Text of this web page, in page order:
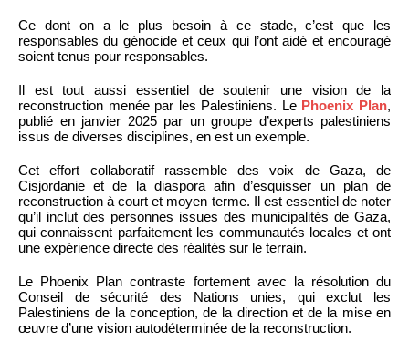
Ce dont on a le plus besoin à ce stade, c’est que les
responsables du génocide et ceux qui l’ont aidé et encouragé
soient tenus pour responsables.
Il est tout aussi essentiel de soutenir une vision de la
reconstruction menée par les Palestiniens. Le Phoenix Plan,
publié en janvier 2025 par un groupe d’experts palestiniens
issus de diverses disciplines, en est un exemple.
Cet effort collaboratif rassemble des voix de Gaza, de
Cisjordanie et de la diaspora afin d’esquisser un plan de
reconstruction à court et moyen terme. Il est essentiel de noter
qu’il inclut des personnes issues des municipalités de Gaza,
qui connaissent parfaitement les communautés locales et ont
une expérience directe des réalités sur le terrain.
Le Phoenix Plan contraste fortement avec la résolution du
Conseil de sécurité des Nations unies, qui exclut les
Palestiniens de la conception, de la direction et de la mise en
œuvre d’une vision autodéterminée de la reconstruction.